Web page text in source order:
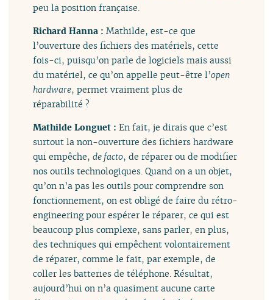
peu la position française.
Richard Hanna :Mathilde, est-ce que
l’ouverture des fichiers des matériels, cette
fois-ci, puisqu’on parle de logiciels mais aussi
du matériel, ce qu’on appelle peut-être l’open
hardware, permet vraiment plus de
réparabilité ?
Mathilde Longuet :En fait, je dirais que c’est
surtout la non-ouverture des fichiers hardware
qui empêche,de facto, de réparer ou de modifier
nos outils technologiques. Quand on a un objet,
qu’on n’a pas les outils pour comprendre son
fonctionnement, on est obligé de faire du rétro-
engineering pour espérer le réparer, ce qui est
beaucoup plus complexe, sans parler, en plus,
des techniques qui empêchent volontairement
de réparer, comme le fait, par exemple, de
coller les batteries de téléphone. Résultat,
aujourd’hui on n’a quasiment aucune carte